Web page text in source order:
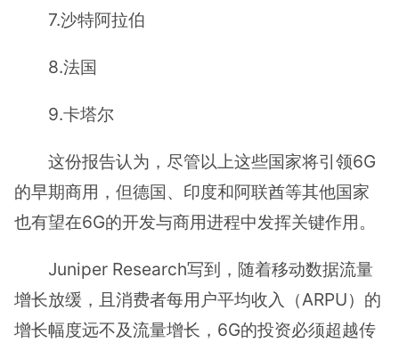
7.沙特阿拉伯
8.法国
9.卡塔尔
这份报告认为，尽管以上这些国家将引领6G
的早期商用，但德国、印度和阿联酋等其他国家
也有望在6G的开发与商用进程中发挥关键作用。
Juniper Research写到，随着移动数据流量
增长放缓，且消费者每用户平均收入（ARPU）的
增长幅度远不及流量增长，6G的投资必须超越传